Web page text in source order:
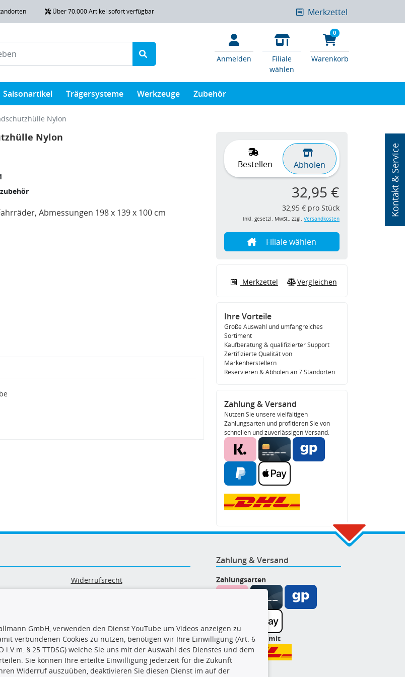
Kontakt & Service
Über 70.000 Artikel sofort verfügbar Merkzettel
Anmelden
Filiale
wählen
0
Warenkorb
Saisonartikel Trägersysteme Werkzeuge Zubehör
Nylon
Nylon
Abmessungen 198 x 139 x 100 cm
Bestellen Abholen
32,95 €
32,95 € pro Stück
inkl. gesetzl. MwSt., zzgl. Versandkosten
Filiale wählen
Merkzettel Vergleichen
Ihre Vorteile
Große Auswahl und umfangreiches
Sortiment
Kaufberatung & qualifizierter Support
Zertifizierte Qualität von
Markenherstellern
Reservieren & Abholen an 7 Standorten
Zahlung & Versand
Nutzen Sie unsere vielfältigen
Zahlungsarten und profitieren Sie von
schnellen und zuverlässigen Versand.
Widerrufsrecht
Widerrufsformular
Barrierefreiheitserklärung
Zahlung & Versand
Zahlungsarten
Wir versenden mit
GmbH, verwenden den Dienst YouTube um Videos anzeigen zu
verbundenen Cookies zu nutzen, benötigen wir Ihre Einwilligung (Art. 6
i.V.m. § 25 TTDSG) welche Sie uns mit der Auswahl des Dienstes und dem
Sie können Ihre erteilte Einwilligung jederzeit für die Zukunft
Widerruf auszuüben, deaktivieren Sie diesen Dienst im auf der